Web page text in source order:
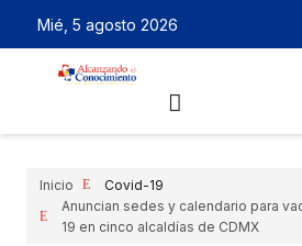
Mié, 5 agosto 2026
Inicio
Covid-19
Anuncian sedes y calendario para
19 en cinco alcaldías de CDMX